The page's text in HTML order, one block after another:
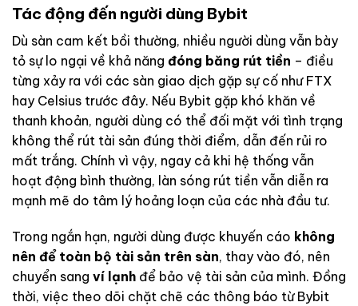
Tác động đến người dùng Bybit
Dù sàn cam kết bồi thường, nhiều người dùng vẫn bày
tỏ sự lo ngại về khả năng đóng băng rút tiền – điều
từng xảy ra với các sàn giao dịch gặp sự cố như FTX
hay Celsius trước đây. Nếu Bybit gặp khó khăn về
thanh khoản, người dùng có thể đối mặt với tình trạng
không thể rút tài sản đúng thời điểm, dẫn đến rủi ro
mất trắng. Chính vì vậy, ngay cả khi hệ thống vẫn
hoạt động bình thường, làn sóng rút tiền vẫn diễn ra
mạnh mẽ do tâm lý hoảng loạn của các nhà đầu tư.
Trong ngắn hạn, người dùng được khuyến cáo không
nên để toàn bộ tài sản trên sàn, thay vào đó, nên
chuyển sang ví lạnh để bảo vệ tài sản của mình. Đồng
thời, việc theo dõi chặt chẽ các thông báo từ Bybit